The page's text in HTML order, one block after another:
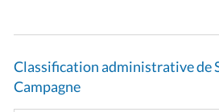
Classification administrative de
Campagne